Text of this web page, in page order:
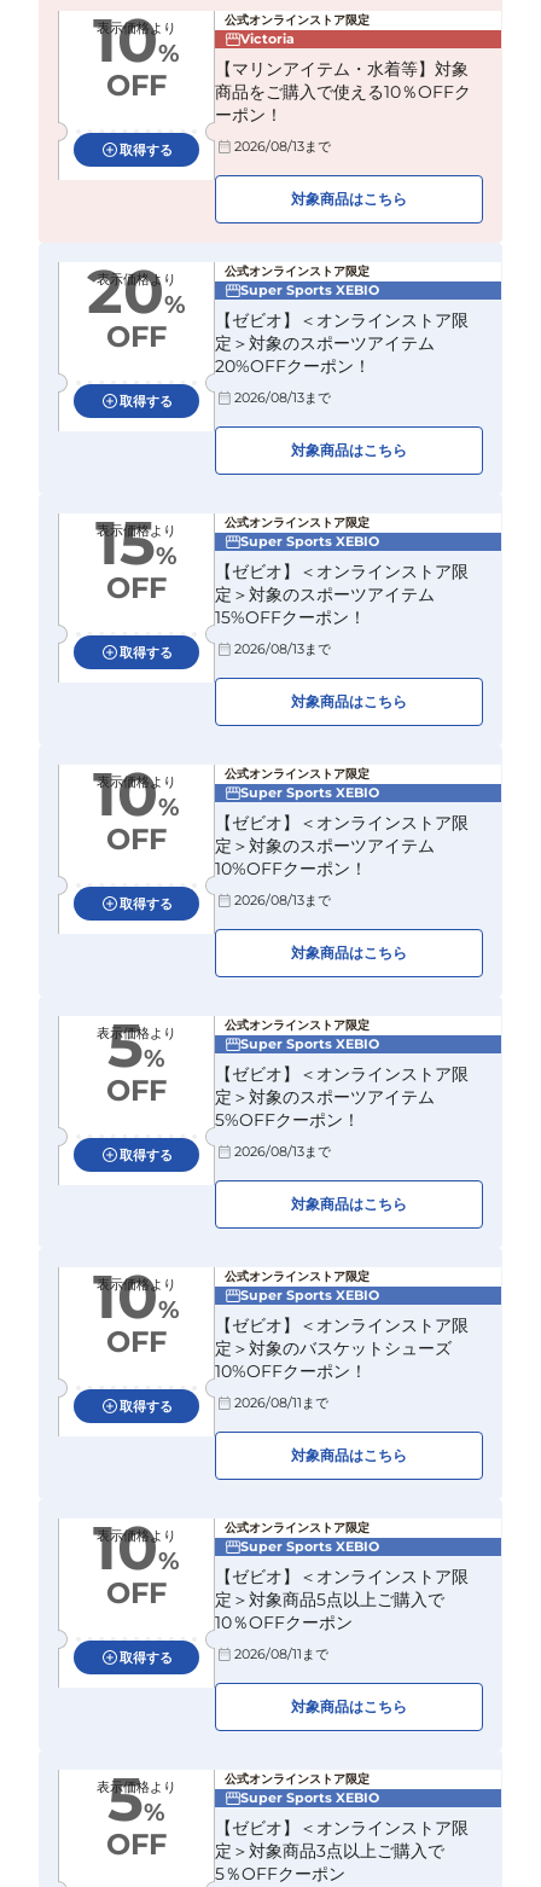
表示価格より
10%
OFF
取得する
公式オンラインストア限定
Victoria
【マリンアイテム・水着等】対象
商品をご購入で使える10％OFFク
ーポン！
2026/08/13まで
対象商品はこちら
表示価格より
20%
OFF
取得する
公式オンラインストア限定
Super Sports XEBIO
【ゼビオ】＜オンラインストア限
定＞対象のスポーツアイテム
20%OFFクーポン！
2026/08/13まで
対象商品はこちら
表示価格より
15%
OFF
取得する
公式オンラインストア限定
Super Sports XEBIO
【ゼビオ】＜オンラインストア限
定＞対象のスポーツアイテム
15%OFFクーポン！
2026/08/13まで
対象商品はこちら
表示価格より
10%
OFF
取得する
公式オンラインストア限定
Super Sports XEBIO
【ゼビオ】＜オンラインストア限
定＞対象のスポーツアイテム
10%OFFクーポン！
2026/08/13まで
対象商品はこちら
表示価格より
5%
OFF
取得する
公式オンラインストア限定
Super Sports XEBIO
【ゼビオ】＜オンラインストア限
定＞対象のスポーツアイテム
5%OFFクーポン！
2026/08/13まで
対象商品はこちら
表示価格より
10%
OFF
取得する
公式オンラインストア限定
Super Sports XEBIO
【ゼビオ】＜オンラインストア限
定＞対象のバスケットシューズ
10%OFFクーポン！
2026/08/11 まで
対象商品はこちら
表示価格より
10%
OFF
取得する
公式オンラインストア限定
Super Sports XEBIO
【ゼビオ】＜オンラインストア限
定＞対象商品5点以上ご購入で
10％OFFクーポン
2026/08/11 まで
対象商品はこちら
表示価格より
5%
OFF
公式オンラインストア限定
Super Sports XEBIO
【ゼビオ】＜オンラインストア限
定＞対象商品3点以上ご購入で
5％OFFクーポン